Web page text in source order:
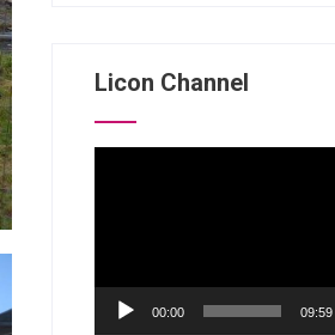
Licon Channel
00:00 09:59